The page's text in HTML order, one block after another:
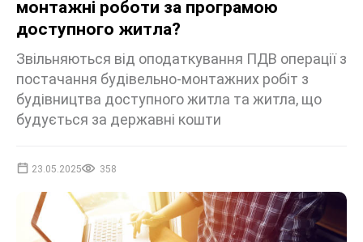
монтажні роботи за програмою
доступного житла?
Звільняються від оподаткування ПДВ операції з
постачання будівельно-монтажних робіт з
будівництва доступного житла та житла, що
будується за державні кошти
23.05.2025 358